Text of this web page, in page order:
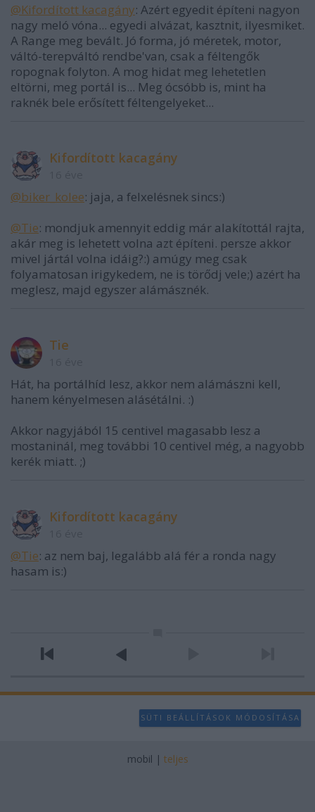
@Kifordított kacagány: Azért egyedit építeni nagyon
nagy meló vóna... egyedi alvázat, kasztnit, ilyesmiket.
A Range meg bevált. Jó forma, jó méretek, motor,
váltó-terepváltó rendbe'van, csak a féltengők
ropognak folyton. A mog hidat meg lehetetlen
eltörni, meg portál is... Meg ócsóbb is, mint ha
raknék bele erősített féltengelyeket...
Kifordított kacagány
@biker_kolee: jaja, a felxelésnek sincs:)
@Tie: mondjuk amennyit eddig már alakítottál rajta,
akár meg is lehetett volna azt építeni. persze akkor
mivel jártál volna idáig?:) amúgy meg csak
folyamatosan irigykedem, ne is törődj vele;) azért ha
meglesz, majd egyszer alámásznék.
Tie
Hát, ha portálhíd lesz, akkor nem alámászni kell,
hanem kényelmesen alásétálni. :)
Akkor nagyjából 15 centivel magasabb lesz a
mostaninál, meg további 10 centivel még, a nagyobb
kerék miatt. ;)
Kifordított kacagány
@Tie: az nem baj, legalább alá fér a ronda nagy
hasam is:)
SÜTI BEÁLLÍTÁSOK MÓDOSÍTÁSA
mobil | teljes